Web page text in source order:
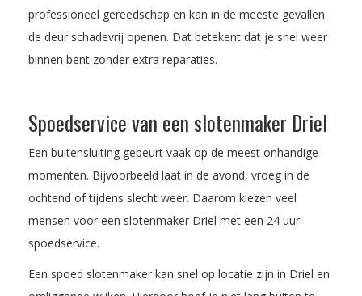
professioneel gereedschap en kan in de meeste gevallen
de deur schadevrij openen. Dat betekent dat je snel weer
binnen bent zonder extra reparaties.
Spoedservice van een slotenmaker Driel
Een buitensluiting gebeurt vaak op de meest onhandige
momenten. Bijvoorbeeld laat in de avond, vroeg in de
ochtend of tijdens slecht weer. Daarom kiezen veel
mensen voor een slotenmaker Driel met een 24 uur
spoedservice.
Een spoed slotenmaker kan snel op locatie zijn in Driel en